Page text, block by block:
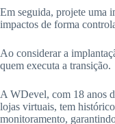
Em seguida, projete uma
impactos de forma
Ao considerar a
quem executa a transição.
A WDevel, com 18 anos
lojas virtuais, tem
monitoramento,